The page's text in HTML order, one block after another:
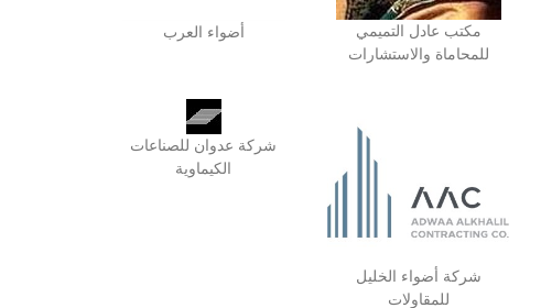
مكتب عادل التميمي
للمحاماة والاستشارات
أضواء العرب
شركة أضواء الخليل
للمقاولات
شركة عدوان للصناعات
الكيماوية